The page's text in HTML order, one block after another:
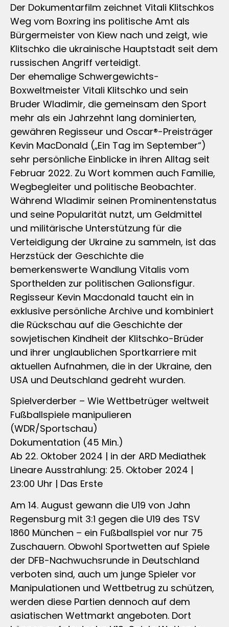
Der Dokumentarfilm zeichnet Vitali Klitschkos
Weg vom Boxring ins politische Amt als
Bürgermeister von Kiew nach und zeigt, wie
Klitschko die ukrainische Hauptstadt seit dem
russischen Angriff verteidigt.
Der ehemalige Schwergewichts-
Boxweltmeister Vitali Klitschko und sein
Bruder Wladimir, die gemeinsam den Sport
mehr als ein Jahrzehnt lang dominierten,
gewähren Regisseur und Oscar®-Preisträger
Kevin MacDonald („Ein Tag im September“)
sehr persönliche Einblicke in ihren Alltag seit
Februar 2022. Zu Wort kommen auch Familie,
Wegbegleiter und politische Beobachter.
Während Wladimir seinen Prominentenstatus
und seine Popularität nutzt, um Geldmittel
und militärische Unterstützung für die
Verteidigung der Ukraine zu sammeln, ist das
Herzstück der Geschichte die
bemerkenswerte Wandlung Vitalis vom
Sporthelden zur politischen Galionsfigur.
Regisseur Kevin Macdonald taucht ein in
exklusive persönliche Archive und kombiniert
die Rückschau auf die Geschichte der
sowjetischen Kindheit der Klitschko-Brüder
und ihrer unglaublichen Sportkarriere mit
aktuellen Aufnahmen, die in der Ukraine, den
USA und Deutschland gedreht wurden.
Spielverderber – Wie Wettbetrüger weltweit
Fußballspiele manipulieren
(WDR/Sportschau)
Dokumentation (45 Min.)
Ab 22. Oktober 2024 | in der ARD Mediathek
Lineare Ausstrahlung: 25. Oktober 2024 |
23:00 Uhr | Das Erste
Am 14. August gewann die U19 von Jahn
Regensburg mit 3:1 gegen die U19 des TSV
1860 München – ein Fußballspiel vor nur 75
Zuschauern. Obwohl Sportwetten auf Spiele
der DFB-Nachwuchsrunde in Deutschland
verboten sind, auch um junge Spieler vor
Manipulationen und Wettbetrug zu schützen,
werden diese Partien dennoch auf dem
asiatischen Wettmarkt angeboten. Dort